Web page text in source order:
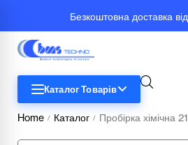
Безкоштовна доставка
Каталог Товарів
Home / Каталог / Пробірка хімічна